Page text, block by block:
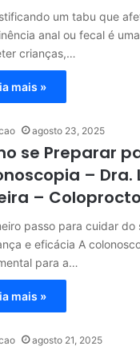
um tabu que
anal ou fecal é
crianças,…
mais »
agosto 23, 2025
se Preparar
– Dra.
–
passo para cuidar do
e eficácia A
para a…
mais »
agosto 21, 2025